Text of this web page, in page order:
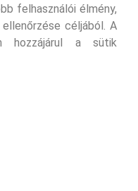
felhasználói élmény,
céljából. A
hozzájárul a sütik